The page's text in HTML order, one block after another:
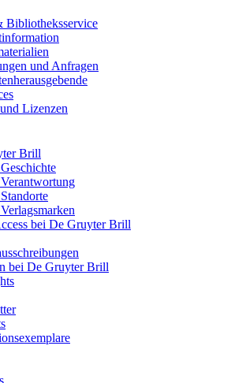
Bibliotheksservice
und Anfragen
Lizenzen
Brill
bei De Gruyter Brill
bei De Gruyter Brill